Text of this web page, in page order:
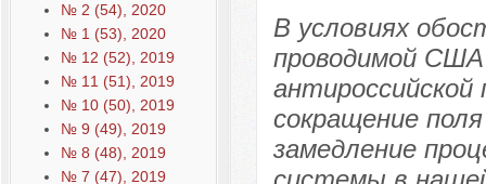
№ 2 (54), 2020
№ 1 (53), 2020
№ 12 (52), 2019
№ 11 (51), 2019
№ 10 (50), 2019
№ 9 (49), 2019
№ 8 (48), 2019
№ 7 (47), 2019
В условиях
проводимой США
сокращение
замедление